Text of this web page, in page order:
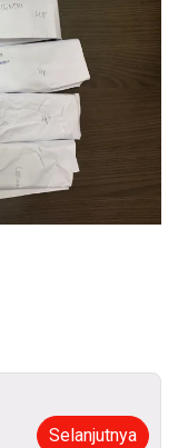
Selanjutnya